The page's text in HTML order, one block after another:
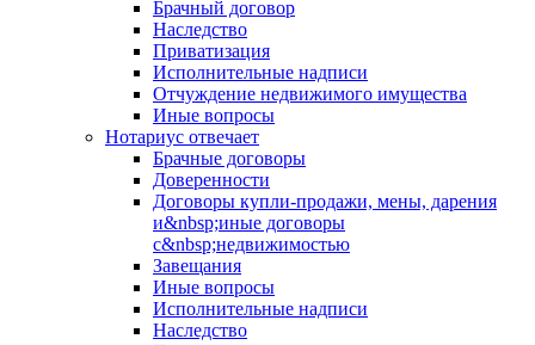
Брачный договор
Наследство
Приватизация
Исполнительные надписи
Отчуждение недвижимого имущества
Иные вопросы
Нотариус отвечает
Брачные договоры
Доверенности
Договоры купли-продажи, мены, дарения
и&nbsp;иные договоры
с&nbsp;недвижимостью
Завещания
Иные вопросы
Исполнительные надписи
Наследство